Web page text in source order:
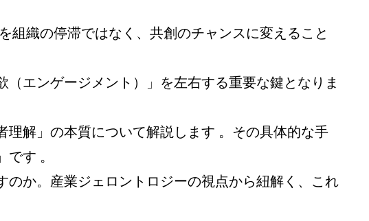
組織の停滞ではなく、共創のチャンスに変えること
エンゲージメント）」を左右する重要な鍵となりま
解」の本質について解説します 。その具体的な手
す 。
か。産業ジェロントロジーの視点から紐解く、これ